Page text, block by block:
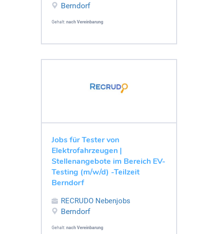
Berndorf
Gehalt: nach Vereinbarung
Jobs für Tester von
Elektrofahrzeugen |
Stellenangebote im Bereich EV-
Testing (m/w/d) -Teilzeit
Berndorf
RECRUDO Nebenjobs
Berndorf
Gehalt: nach Vereinbarung